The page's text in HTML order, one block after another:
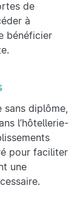
de
à
bénéficier
sans diplôme,
l’hôtellerie-
pour faciliter
une